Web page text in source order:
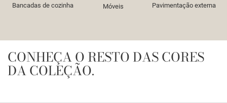
Bancadas de cozinha Móveis Pavimentação externa
CONHEÇA O RESTO DAS CORES
DA COLEÇÃO.